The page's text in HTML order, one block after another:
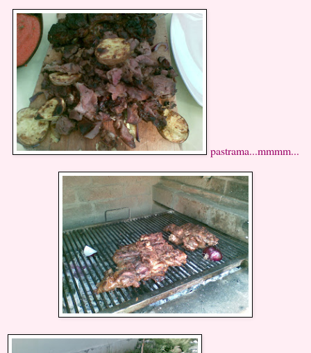
pastrama...mmmm...